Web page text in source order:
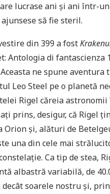
lucrase ani și ani într-
să fie steril.
din 399 a fost
Antologia di fantascienza
Aceasta ne spune aventura
Leo Steel pe o planetă
Rigel căreia
prins, desigur, că Rigel
Orion și, alături de
una din cele mai
Ca tip de stea,
albastră variabilă, de
decât soarele nostru și,